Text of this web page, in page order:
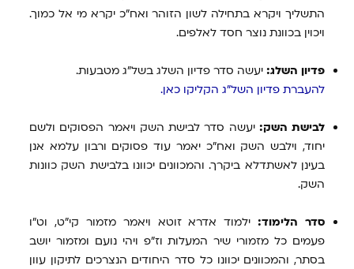
התשליך ויקרא בתחילה לשון הזוהר ואח"כ יקרא מי אל כמוך.
ויכוין בכוונת נוצר חסד לאלפים.
פדיון השלג: יעשה סדר פדיון השלג בשל"ג מטבעות.
להעברת פדיון השל"ג הקליקו כאן.
לבישת השק:יעשה סדר לבישת השק ויאמר הפסוקים ולשם
יחוד, וילבש השק ואח"כ יאמר עוד פסוקים ורבון עלמא אנן
בעינן לאשתדלא ביקרך. והמכוונים יכוונו בלבישת השק כוונות
השק.
סדר הלימוד: ילמוד אדרא זוטא ויאמר מזמור קי"ט, וט"ו
פעמים כל מזמורי שיר המעלות וז"פ ויהי נועם ומזמור יושב
בסתר, והמכוונים יכוונו כל סדר היחודים הנצרכים לתיקון עוון